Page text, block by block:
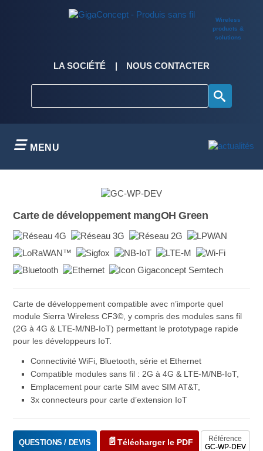
Wireless
products &
solutions
LA SOCIÉTÉ NOUS CONTACTER
MENU
Carte de développement mangOH Green
Carte de développement compatible avec n’importe quel
module Sierra Wireless CF3©, y compris des modules sans fil
(2G à 4G & LTE-M/NB-IoT) permettant le prototypage rapide
pour les développeurs IoT.
Connectivité WiFi, Bluetooth, série et Ethernet
Compatible modules sans fil : 2G à 4G & LTE-M/NB-IoT,
Emplacement pour carte SIM avec SIM AT&T,
3x connecteurs pour carte d’extension IoT
Référence
GC-WP-DEV
QUESTIONS / DEVIS Télécharger le PDF